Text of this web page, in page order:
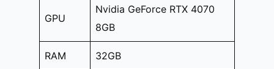
GPU
Nvidia GeForce RTX 4070
8GB
RAM 32GB